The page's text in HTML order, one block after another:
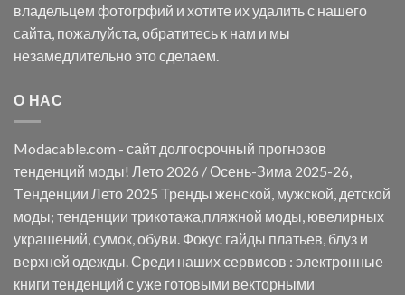
владельцем фотогрфий и хотите их удалить с нашего
сайта, пожалуйста, обратитесь к нам и мы
незамедлительно это сделаем.
О НАС
Modacable.com - сайт долгосрочный прогнозов
тенденций моды! Лето 2026 / Осень-Зима 2025-26,
Tенденции Лето 2025 Тренды женской, мужской, детской
моды; тенденции трикотажа,пляжной моды, ювелирных
украшений, сумок, обуви. Фокус гайды платьев, блуз и
верхней одежды. Среди наших сервисов : электронные
книги тенденций с уже готовыми векторными